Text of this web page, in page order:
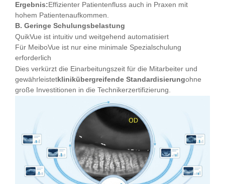
Ergebnis:Effizienter Patientenfluss auch in Praxen mit
hohem Patientenaufkommen.
B. Geringe Schulungsbelastung
QuikVue ist intuitiv und weitgehend automatisiert
Für MeiboVue ist nur eine minimale Spezialschulung
erforderlich
Dies verkürzt die Einarbeitungszeit für die Mitarbeiter und
gewährleistetklinikübergreifende Standardisierungohne
große Investitionen in die Technikerzertifizierung.